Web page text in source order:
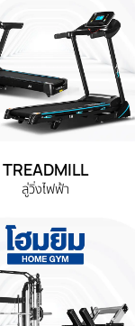
TREADMILL
ลู่วิ่งไฟฟ้า